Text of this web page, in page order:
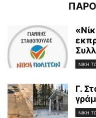
ΝΊΚΗ
Γ.
ΝΊΚΗ